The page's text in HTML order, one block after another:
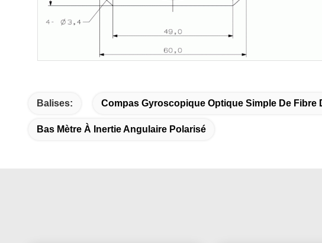
Balises: Compas Gyroscopique Optique Simple De Fibre
Bas Mètre À Inertie Angulaire Polarisé